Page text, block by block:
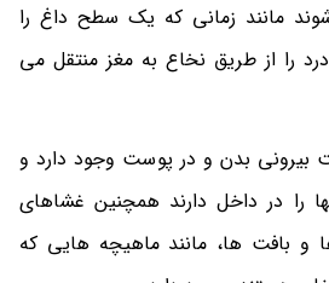
مانند زمانی که یک سطح داغ را
را از طریق نخاع به مغز منتقل می
بیرونی بدن و در پوست وجود دارد و
را در داخل دارند همچنین غشاهای
و بافت ها، مانند ماهیچه هایی که